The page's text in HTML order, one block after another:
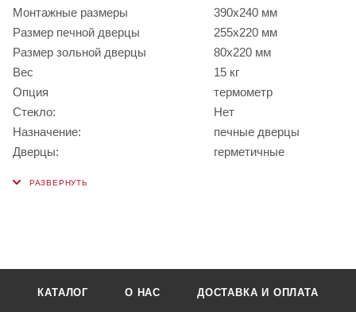
Монтажные размеры
390х240 мм
Размер печной дверцы
255х220 мм
Размер зольной дверцы
80х220 мм
Вес
15 кг
Опция
термометр
Стекло:
Нет
Назначение:
печные дверцы
Дверцы:
герметичные
КАТАЛОГ О НАС ДОСТАВКА И ОПЛАТА